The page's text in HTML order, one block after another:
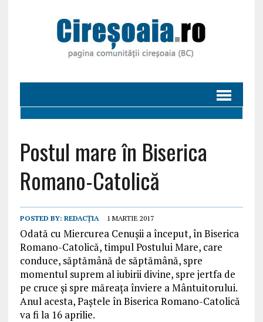
Postul mare în Biserica
Romano-Catolică
POSTED BY: REDACȚIA 1 MARTIE 2017
Odată cu Miercurea Cenuşii a început, în Biserica
Romano-Catolică, timpul Postului Mare, care
conduce, săptămână de săptămână, spre
momentul suprem al iubirii divine, spre jertfa de
pe cruce şi spre măreaţa înviere a Mântuitorului.
Anul acesta, Paştele în Biserica Romano-Catolică
va fi la 16 aprilie.